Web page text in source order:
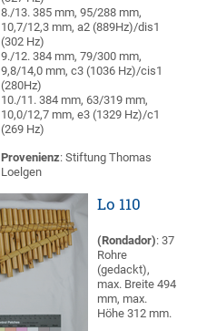
8./13. 385 mm, 95/288 mm,
10,7/12,3 mm, a2 (889Hz)/dis1
(302 Hz)
9./12. 384 mm, 79/300 mm,
9,8/14,0 mm, c3 (1036 Hz)/cis1
(280Hz)
10./11. 384 mm, 63/319 mm,
10,0/12,7 mm, e3 (1329 Hz)/c1
(269 Hz)
Provenienz: Stiftung Thomas
Loelgen
Lo 110
(Rondador): 37
Rohre
(gedackt),
max. Breite 494
mm, max.
Höhe 312 mm.